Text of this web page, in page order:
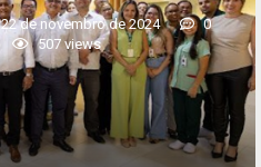
22 de novembro de 2024
0
507 views